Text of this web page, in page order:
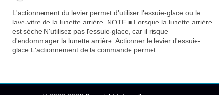
L'actionnement du levier permet d'utiliser l'essuie-glace ou le
lave-vitre de la lunette arrière. NOTE ■ Lorsque la lunette arrière
est sèche N'utilisez pas l'essuie-glace, car il risque
d'endommager la lunette arrière. Actionner le levier d'essuie-
glace L'actionnement de la commande permet